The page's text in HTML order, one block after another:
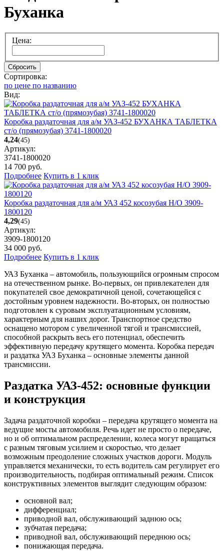
Буханка
Цена:
Сбросить
Сортировка:
по цене по названию
Вид:
Коробка раздаточная для а/м УАЗ-452 БУХАНКА ТАБЛЕТКА
ст/о (прямозубая) 3741-1800020
4,24(45)
Артикул:
3741-1800020
14 700 руб.
Подробнее Купить в 1 клик
Коробка раздаточная для а/м УАЗ 452 косозубая Н/О 3909-
1800120
4,29(45)
Артикул:
3909-1800120
34 000 руб.
Подробнее Купить в 1 клик
УАЗ Буханка – автомобиль, пользующийся огромным спросом
на отечественном рынке. Во-первых, он привлекателен для
покупателей свое демократичной ценой, сочетающейся с
достойным уровнем надежности. Во-вторых, он полностью
подготовлен к суровым эксплуатационным условиям,
характерным для наших дорог. Транспортное средство
оснащено мотором с увеличенной тягой и трансмиссией,
способной раскрыть весь его потенциал, обеспечить
эффективную передачу крутящего момента. Коробка передач
и раздатка УАЗ Буханка – основные элементы данной
трансмиссии.
Раздатка УАЗ-452: основные функции
и конструкция
Задача раздаточной коробки – передача крутящего момента на
ведущие мосты автомобиля. Речь идет не просто о передаче,
но и об оптимальном распределении, колеса могут вращаться
с разным тяговым усилием и скоростью, что делает
возможным преодоление сложных участков дороги. Модуль
управляется механически, то есть водитель сам регулирует его
производительность, подбирая оптимальный режим. Список
конструктивных элементов выглядит следующим образом:
основной вал;
дифференциал;
приводной вал, обслуживающий заднюю ось;
зубчатая передача;
приводной вал, обслуживающий переднюю ось;
понижающая передача.